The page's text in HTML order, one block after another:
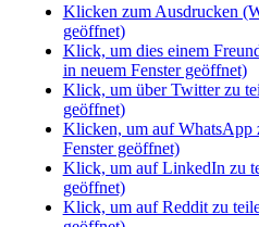
Klicken zum Ausdrucken
geöffnet)
Klick, um dies einem
in neuem Fenster geöffnet)
Klick, um über Twitter zu
geöffnet)
Klicken, um auf WhatsApp
Fenster geöffnet)
Klick, um auf LinkedIn zu
geöffnet)
Klick, um auf Reddit zu